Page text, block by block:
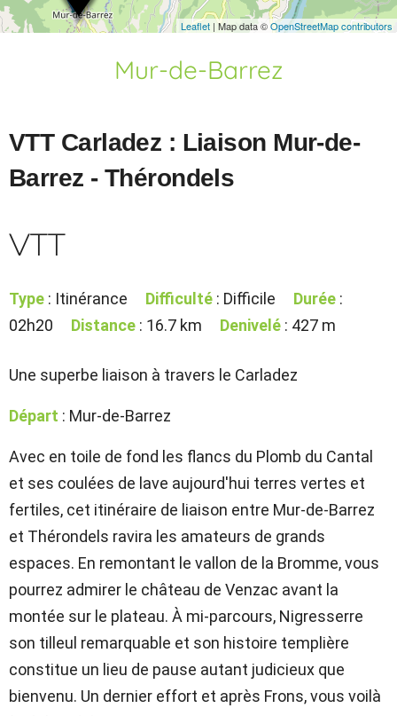
Leaflet | Map data ©OpenStreetMap contributors
Mur-de-Barrez
VTT Carladez : Liaison Mur-de-
Barrez - Thérondels
VTT
Type : Itinérance Difficulté : Difficile Durée :
02h20
Distance : 16.7 km Denivelé : 427 m
Une superbe liaison à travers le Carladez
Départ : Mur-de-Barrez
Avec en toile de fond les flancs du Plomb du Cantal
et ses coulées de lave aujourd'hui terres vertes et
fertiles, cet itinéraire de liaison entre Mur-de-Barrez
et Thérondels ravira les amateurs de grands
espaces. En remontant le vallon de la Bromme, vous
pourrez admirer le château de Venzac avant la
montée sur le plateau. À mi-parcours, Nigresserre
son tilleul remarquable et son histoire templière
constitue un lieu de pause autant judicieux que
bienvenu. Un dernier effort et après Frons, vous voilà